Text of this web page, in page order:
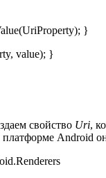
}
value); }
свойство Uri,
Android